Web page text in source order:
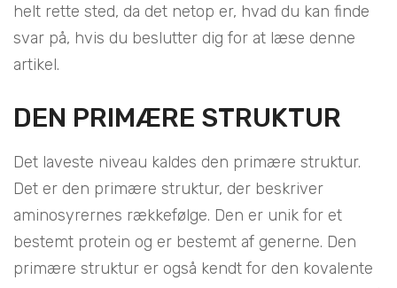
helt rette sted, da det netop er, hvad du kan finde
svar på, hvis du beslutter dig for at læse denne
artikel.
DEN PRIMÆRE STRUKTUR
Det laveste niveau kaldes den primære struktur.
Det er den primære struktur, der beskriver
aminosyrernes rækkefølge. Den er unik for et
bestemt protein og er bestemt af generne. Den
primære struktur er også kendt for den kovalente